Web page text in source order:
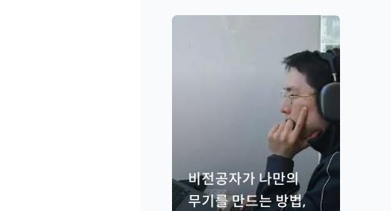
비전공자가 나만의
무기를 만드는 방법,